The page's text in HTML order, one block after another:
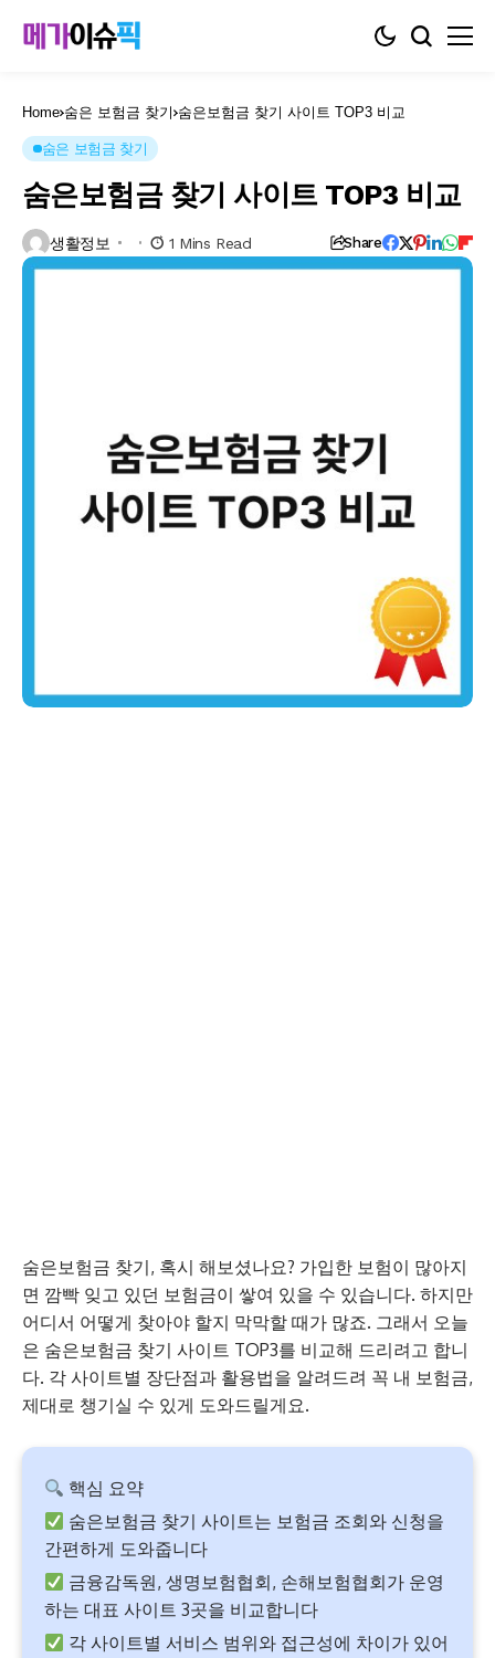
Home 숨은 보험금 찾기 숨은보험금 찾기 사이트 TOP3 비교
숨은 보험금 찾기
숨은보험금 찾기 사이트 TOP3 비교
생활정보 1 Mins Read Share
숨은보험금 찾기, 혹시 해보셨나요? 가입한 보험이 많아지
면 깜빡 잊고 있던 보험금이 쌓여 있을 수 있습니다. 하지만
어디서 어떻게 찾아야 할지 막막할 때가 많죠. 그래서 오늘
은 숨은보험금 찾기 사이트 TOP3를 비교해 드리려고 합니
다. 각 사이트별 장단점과 활용법을 알려드려 꼭 내 보험금,
제대로 챙기실 수 있게 도와드릴게요.
핵심 요약
숨은보험금 찾기 사이트는 보험금 조회와 신청을
간편하게 도와줍니다
금융감독원, 생명보험협회, 손해보험협회가 운영
하는 대표 사이트 3곳을 비교합니다
각 사이트별 서비스 범위와 접근성에 차이가 있어